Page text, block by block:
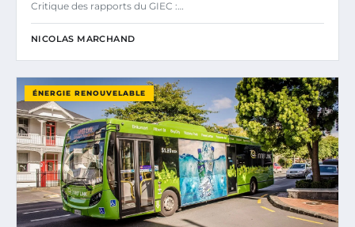
Critique des rapports du GIEC :…
NICOLAS MARCHAND
ÉNERGIE RENOUVELABLE